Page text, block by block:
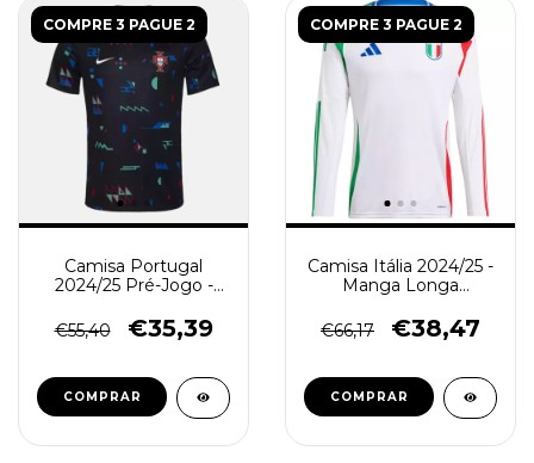
COMPRE 3 PAGUE 2
Camisa Portugal
2024/25 Pré-Jogo -
Preta
€55,40 €35,39
COMPRAR
COMPRE 3 PAGUE 2
Camisa Itália 2024/25 -
Manga Longa
€66,17
€38,47
COMPRAR